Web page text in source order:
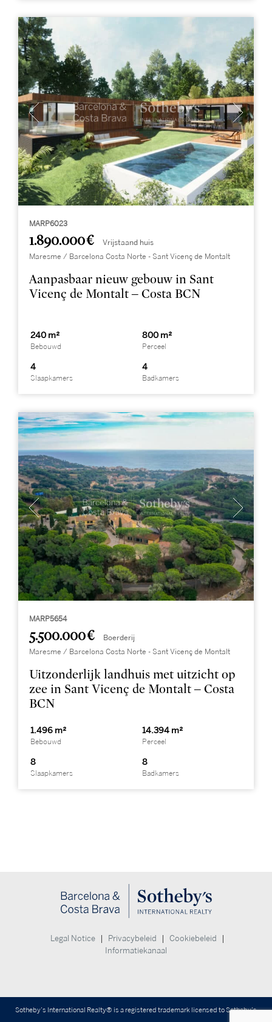
MARP6023
1.890.000 € Vrijstaand huis
Maresme / Barcelona Costa Norte - Sant Vicenç de Montalt
Aanpasbaar nieuw gebouw in Sant
Vicenç de Montalt – Costa BCN
240 m²
Bebouwd
800 m²
Perceel
4
Slaapkamers
4
Badkamers
MARP5654
5.500.000 € Boerderij
Maresme / Barcelona Costa Norte - Sant Vicenç de Montalt
Uitzonderlijk landhuis met uitzicht op
zee in Sant Vicenç de Montalt – Costa
BCN
1.496 m²
Bebouwd
14.394 m²
Perceel
8
Slaapkamers
8
Badkamers
Legal Notice Privacybeleid Cookiebeleid
Informatiekanaal
Sotheby’s International Realty® is a registered trademark licensed to Sotheby’s